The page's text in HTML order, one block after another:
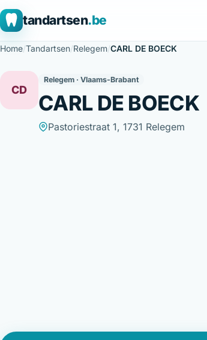
tandartsen.be
Home/Tandartsen/Relegem/CARL DE BOECK
CD
Relegem · Vlaams-Brabant
CARL DE BOECK
Pastoriestraat 1, 1731 Relegem